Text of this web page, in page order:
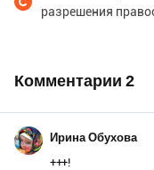
разрешения
Комментарии 2
Ирина Обухова
+++!